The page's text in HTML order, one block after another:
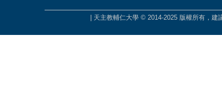
| 天主教輔仁大學 © 2014-2025 版權所有，